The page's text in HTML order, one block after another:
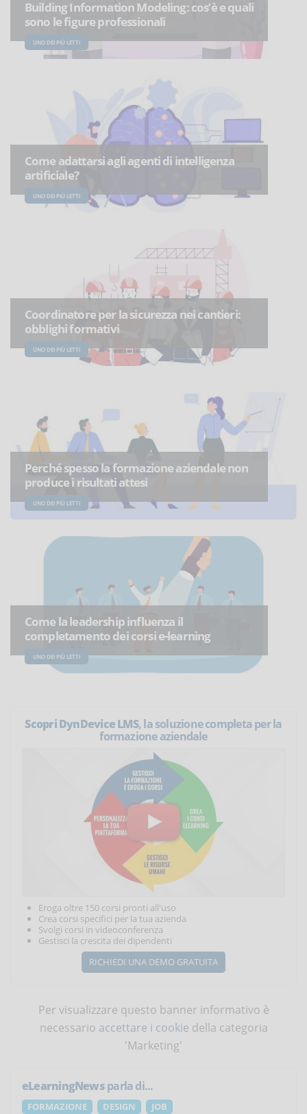
Building Information Modeling: cos’è e quali
sono le figure professionali
UNO DEI PIÙ LETTI
Come adattarsi agli agenti di intelligenza
artificiale?
UNO DEI PIÙ LETTI
Coordinatore per la sicurezza nei cantieri:
obblighi formativi
UNO DEI PIÙ LETTI
Perché spesso la formazione aziendale non
produce i risultati attesi
UNO DEI PIÙ LETTI
Come la leadership influenza il
completamento dei corsi e-learning
UNO DEI PIÙ LETTI
Scopri DynDevice LMS, la soluzione completa per la
formazione aziendale
Eroga oltre 150 corsi pronti all'uso
Crea corsi specifici per la tua azienda
Svolgi corsi in videoconferenza
Gestisci la crescita dei dipendenti
RICHIEDI UNA DEMO GRATUITA
Per visualizzare questo banner informativo è
necessario accettare i cookie della categoria
'Marketing'
eLearningNewsparla di...
FORMAZIONE DESIGN
JOB